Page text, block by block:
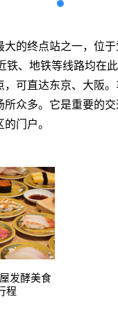
的终点站之一，位于
铁、地铁等线路均在
，可直达东京、大阪
所众多。它是重要的
门户。
发酵美食
程